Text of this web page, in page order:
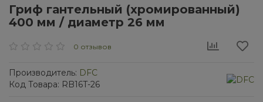
Гриф гантельный (хромированный)
400 мм / диаметр 26 мм
0 отзывов
Производитель: DFC
Код Товара: RB16T-26